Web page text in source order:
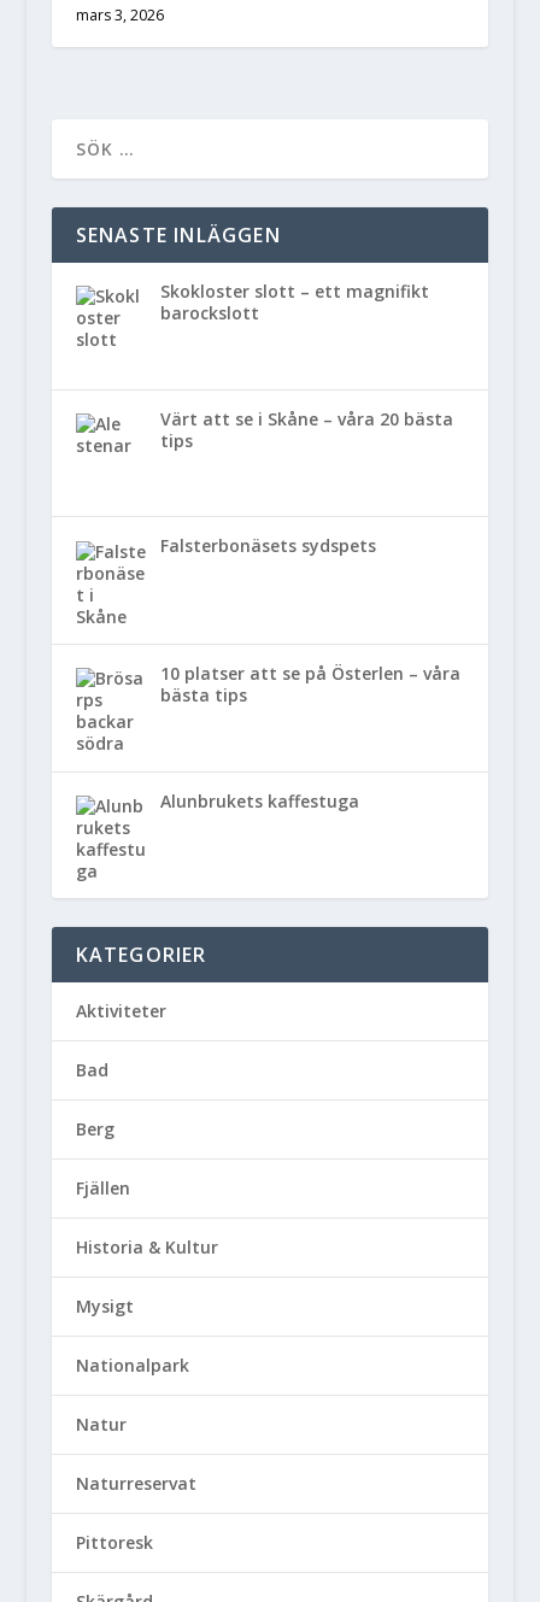
mars 3, 2026
SENASTE INLÄGGEN
Skokloster slott – ett magnifikt
barockslott
Värt att se i Skåne – våra 20 bästa
tips
Falsterbonäsets sydspets
10 platser att se på Österlen – våra
bästa tips
Alunbrukets kaffestuga
KATEGORIER
Aktiviteter
Bad
Berg
Fjällen
Historia & Kultur
Mysigt
Nationalpark
Natur
Naturreservat
Pittoresk